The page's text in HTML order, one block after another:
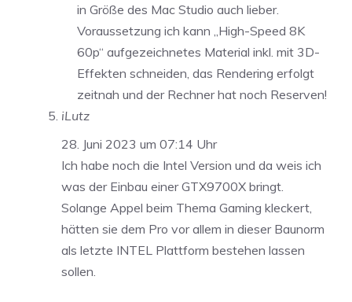
in Größe des Mac Studio auch lieber.
Voraussetzung ich kann „High-Speed 8K
60p“ aufgezeichnetes Material inkl. mit 3D-
Effekten schneiden, das Rendering erfolgt
zeitnah und der Rechner hat noch Reserven!
iLutz
28. Juni 2023 um 07:14 Uhr
Ich habe noch die Intel Version und da weis ich
was der Einbau einer GTX9700X bringt.
Solange Appel beim Thema Gaming kleckert,
hätten sie dem Pro vor allem in dieser Baunorm
als letzte INTEL Plattform bestehen lassen
sollen.